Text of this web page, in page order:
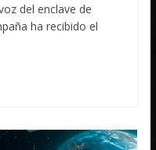
del enclave de
ha recibido el